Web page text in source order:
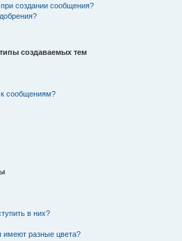
создании сообщения?
создаваемых тем
к сообщениям?
в них?
имеют разные цвета?